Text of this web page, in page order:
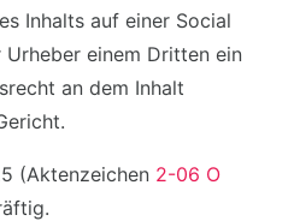
Inhalts auf einer Social
einem Dritten ein
an dem Inhalt
(Aktenzeichen 2-06 O